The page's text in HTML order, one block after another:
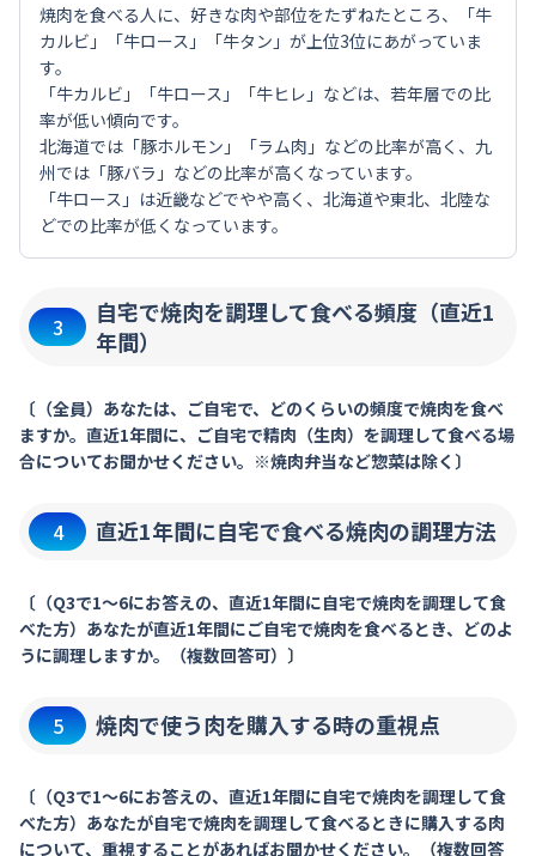
焼肉を食べる人に、好きな肉や部位をたずねたところ、「牛
カルビ」「牛ロース」「牛タン」が上位3位にあがっていま
す。
「牛カルビ」「牛ロース」「牛ヒレ」などは、若年層での比
率が低い傾向です。
北海道では「豚ホルモン」「ラム肉」などの比率が高く、九
州では「豚バラ」などの比率が高くなっています。
「牛ロース」は近畿などでやや高く、北海道や東北、北陸な
どでの比率が低くなっています。
3
自宅で焼肉を調理して食べる頻度（直近1
年間）
〔（全員）あなたは、ご自宅で、どのくらいの頻度で焼肉を食べ
ますか。直近1年間に、ご自宅で精肉（生肉）を調理して食べる場
合についてお聞かせください。※焼肉弁当など惣菜は除く〕
4 直近1年間に自宅で食べる焼肉の調理方法
〔（Q3で1～6にお答えの、直近1年間に自宅で焼肉を調理して食
べた方）あなたが直近1年間にご自宅で焼肉を食べるとき、どのよ
うに調理しますか。（複数回答可）〕
5 焼肉で使う肉を購入する時の重視点
〔（Q3で1～6にお答えの、直近1年間に自宅で焼肉を調理して食
べた方）あなたが自宅で焼肉を調理して食べるときに購入する肉
について、重視することがあればお聞かせください。（複数回答